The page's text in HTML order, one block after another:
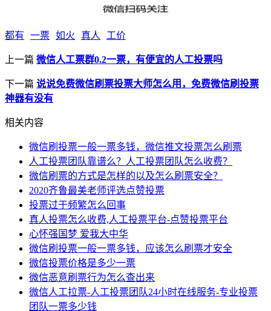
都有 一票 如火 真人 工价
上一篇 微信人工票群0.2一票，有便宜的人工投票吗
下一篇 说说免费微信刷票投票大师怎么用，免费微信刷投票
神器有没有
相关内容
微信刷投票一般一票多钱，微信推文投票怎么刷票
人工投票团队靠谱么？人工投票团队怎么收费？
微信刷票的方式是怎样的以及怎么刷票安全？
2020齐鲁最美老师评选点赞投票
投票过于频繁怎么回事
真人投票怎么收费,人工投票平台-点赞投票平台
心怀强国梦 爱我大中华
微信刷投票一般一票多钱，应该怎么刷票才安全
微信投票价格是多少一票
微信恶意刷票行为怎么查出来
微信人工拉票-人工投票团队24小时在线服务-专业投票
团队一票多少钱